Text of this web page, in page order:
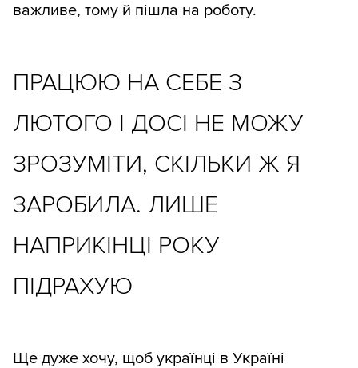
важливе, тому й пішла на роботу.
ПРАЦЮЮ НА СЕБЕ З
ЛЮТОГО І ДОСІ НЕ МОЖУ
ЗРОЗУМІТИ, СКІЛЬКИ Ж Я
ЗАРОБИЛА. ЛИШЕ
НАПРИКІНЦІ РОКУ
ПІДРАХУЮ
Ще дуже хочу, щоб українці в Україні